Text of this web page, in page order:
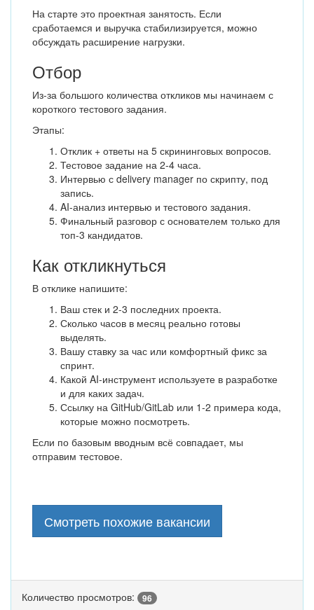
На старте это проектная занятость. Если
сработаемся и выручка стабилизируется, можно
обсуждать расширение нагрузки.
Отбор
Из-за большого количества откликов мы начинаем с
короткого тестового задания.
Этапы:
Отклик + ответы на 5 скрининговых вопросов.
Тестовое задание на 2-4 часа.
Интервью с delivery manager по скрипту, под
запись.
AI-анализ интервью и тестового задания.
Финальный разговор с основателем только для
топ-3 кандидатов.
Как откликнуться
В отклике напишите:
Ваш стек и 2-3 последних проекта.
Сколько часов в месяц реально готовы
выделять.
Вашу ставку за час или комфортный фикс за
спринт.
Какой AI-инструмент используете в разработке
и для каких задач.
Ссылку на GitHub/GitLab или 1-2 примера кода,
которые можно посмотреть.
Если по базовым вводным всё совпадает, мы
отправим тестовое.
Смотреть похожие вакансии
Количество просмотров: 96